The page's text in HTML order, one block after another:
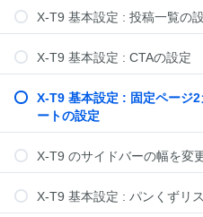
X-T9 基本設定 : 投稿一覧の
X-T9 基本設定 : CTAの設定
X-T9 基本設定 : 固定ページ
ートの設定
X-T9 のサイドバーの幅を変
X-T9 基本設定 : パンくずリ